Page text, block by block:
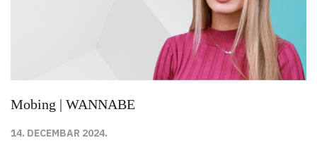
Mobing | WANNABE
14. DECEMBAR 2024.